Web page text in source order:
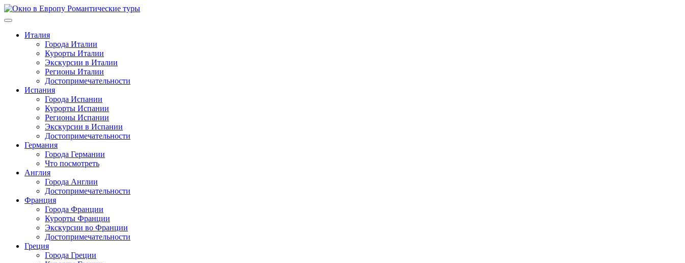
Перейти
к
Италия
Города Италии
Курорты Италии
Экскурсии в Италии
Регионы Италии
Достопримечательности
Испания
Города Испании
Курорты Испании
Регионы Испании
Экскурсии в Испании
Достопримечательности
Германия
Города Германии
Что посмотреть
Англия
Города Англии
Достопримечательности
Франция
Города Франции
Курорты Франции
Экскурсии во Франции
Достопримечательности
Греция
Города Греции